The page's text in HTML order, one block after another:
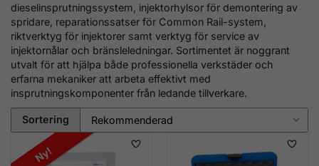
dieselinsprutningssystem, injektorhylsor för demontering av
spridare, reparationssatser för Common Rail-system,
riktverktyg för injektorer samt verktyg för service av
injektornålar och bränsleledningar. Sortimentet är noggrant
utvalt för att hjälpa både professionella verkstäder och
erfarna mekaniker att arbeta effektivt med
insprutningskomponenter från ledande tillverkare.
Sortering
Ny!